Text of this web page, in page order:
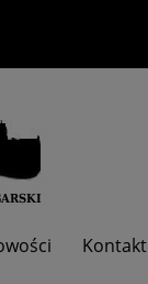
Kontakt